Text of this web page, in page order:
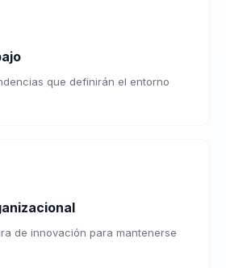
que definirán el entorno
de innovación para mantenerse